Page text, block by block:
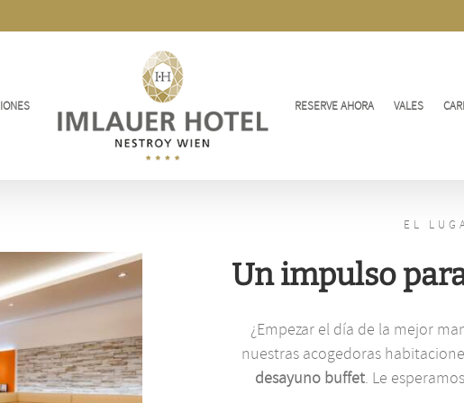
RESERVE AHORA VALES
EL
Un impulso
¿Empezar el día de la mejor
nuestras acogedoras
desayuno buffet. Le